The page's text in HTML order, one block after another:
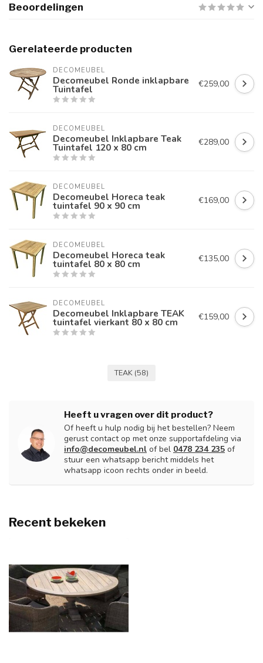
Beoordelingen
Gerelateerde producten
DECOMEUBEL
Decomeubel Ronde inklapbare
Tuintafel €259,00
DECOMEUBEL
Decomeubel Inklapbare Teak
Tuintafel 120 x 80 cm €289,00
DECOMEUBEL
Decomeubel Horeca teak
tuintafel 90 x 90 cm €169,00
DECOMEUBEL
Decomeubel Horeca teak
tuintafel 80 x 80 cm €135,00
DECOMEUBEL
Decomeubel Inklapbare TEAK
tuintafel vierkant 80 x 80 cm €159,00
TEAK (58)
Heeft u vragen over dit product?
Of heeft u hulp nodig bij het bestellen? Neem
gerust contact op met onze supportafdeling via
info@decomeubel.nl of bel 0478 234 235 of
stuur een whatsapp bericht middels het
whatsapp icoon rechts onder in beeld.
Recent bekeken